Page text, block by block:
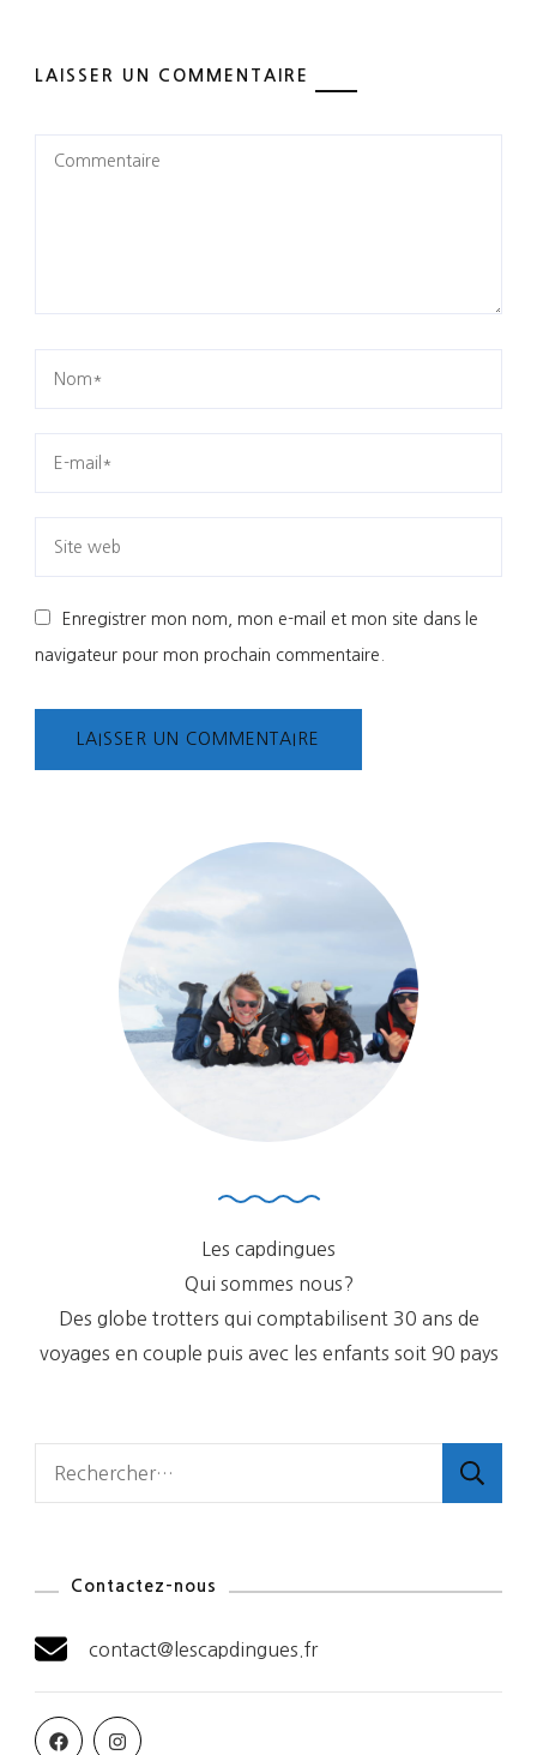
LAISSER UN COMMENTAIRE
Enregistrer mon nom, mon e-mail et mon site dans le
navigateur pour mon prochain commentaire.
Les capdingues
Qui sommes nous?
Des globe trotters qui comptabilisent 30 ans de
voyages en couple puis avec les enfants soit 90 pays
Contactez-nous
contact@lescapdingues.fr